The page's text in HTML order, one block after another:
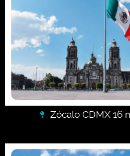
Zócalo CDMX 16